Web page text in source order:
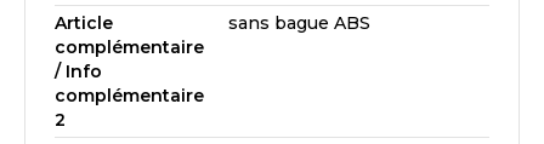
Article
complémentaire
/ Info
complémentaire
2
sans bague ABS